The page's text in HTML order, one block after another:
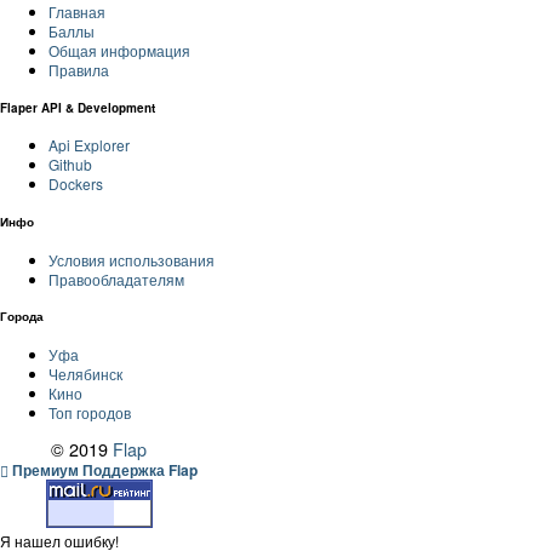
Главная
Баллы
Общая информация
Правила
Flaper API & Development
Api Explorer
Github
Dockers
Инфо
Условия использования
Правообладателям
Города
Уфа
Челябинск
Кино
Топ городов
© 2019 Flap
Премиум Поддержка Flap
Я нашел ошибку!